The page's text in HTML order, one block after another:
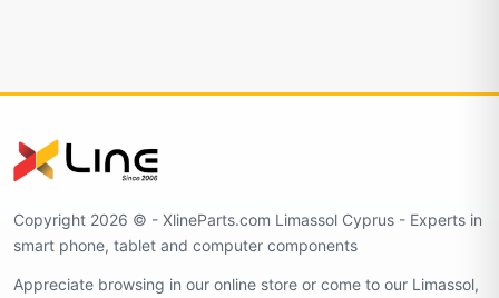
Copyright 2026 ©️ - XlineParts.com Limassol Cyprus - Experts in
smart phone, tablet and computer components
Appreciate browsing in our online store or come to our Limassol,